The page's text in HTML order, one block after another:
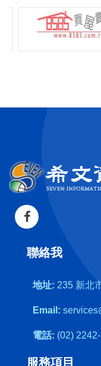
聯絡我
地址: 235 新北
Email:
電話: (02)
服務項目